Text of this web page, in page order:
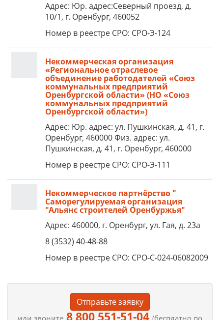
Адрес: Юр. адрес:Северный проезд, д.
10/1, г. Оренбург, 460052
Номер в реестре СРО: СРО-Э-124
Некоммерческая организация
«Региональное отраслевое
объединение работодателей «Союз
коммунальных предприятий
Оренбургской области» (НО «Союз
коммунальных предприятий
Оренбургской области»)
Адрес: Юр. адрес: ул. Пушкинская, д. 41, г.
Оренбург, 460000 Физ. адрес: ул.
Пушкинская, д. 41, г. Оренбург, 460000
Номер в реестре СРО: СРО-Э-111
Некоммерческое партнёрство "
Саморегулируемая организация
"Альянс строителей Оренбуржья"
Адрес: 460000, г. Оренбург, ул. Гая, д. 23а
8 (3532) 40-48-88
Номер в реестре СРО: СРО-С-024-06082009
Отправьте заявку
или звоните 8 800 551-51-04 (бесплатно по